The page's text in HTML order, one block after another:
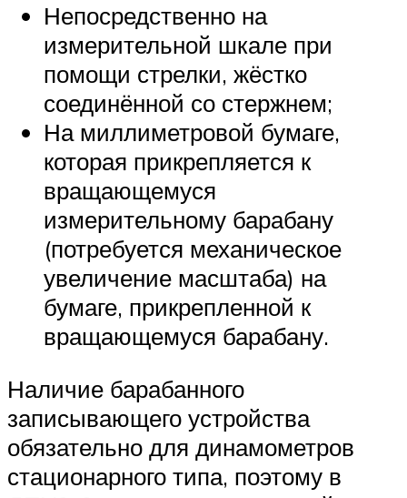
Непосредственно на
измерительной шкале при
помощи стрелки, жёстко
соединённой со стержнем;
На миллиметровой бумаге,
которая прикрепляется к
вращающемуся
измерительному барабану
(потребуется механическое
увеличение масштаба) на
бумаге, прикрепленной к
вращающемуся барабану.
Наличие барабанного
записывающего устройства
обязательно для динамометров
стационарного типа, поэтому в